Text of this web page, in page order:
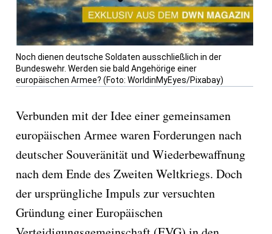
Noch dienen deutsche Soldaten ausschließlich in der
Bundeswehr. Werden sie bald Angehörige einer
europäischen Armee? (Foto: WorldinMyEyes/Pixabay)
Verbunden mit der Idee einer gemeinsamen
europäischen Armee waren Forderungen nach
deutscher Souveränität und Wiederbewaffnung
nach dem Ende des Zweiten Weltkriegs. Doch
der ursprüngliche Impuls zur versuchten
Gründung einer Europäischen